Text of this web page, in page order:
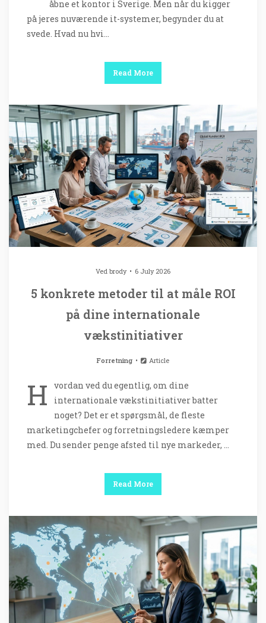
åbne et kontor i Sverige. Men når du kigger
på jeres nuværende it-systemer, begynder du at
svede. Hvad nu hvi…
Read More
Ved brody 6 July 2026
5 konkrete metoder til at måle ROI
på dine internationale
vækstinitiativer
Forretning Article
H
vordan ved du egentlig, om dine
internationale vækstinitiativer batter
noget? Det er et spørgsmål, de fleste
marketingchefer og forretningsledere kæmper
med. Du sender penge afsted til nye markeder, …
Read More